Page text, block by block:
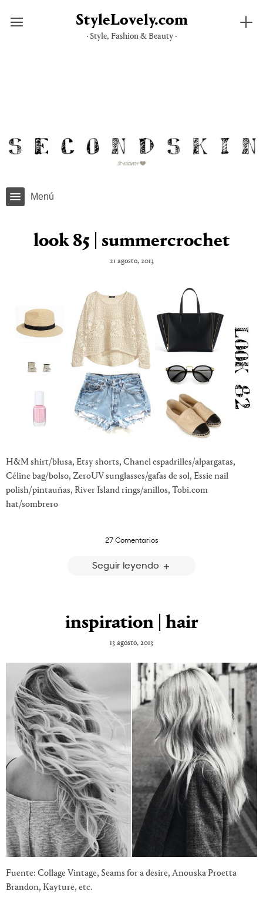
StyleLovely.com
· Style, Fashion & Beauty ·
Menú
look 85 | summercrochet
21 agosto, 2013
H&M shirt/blusa, Etsy shorts, Chanel espadrilles/alpargatas,
Céline bag/bolso, ZeroUV sunglasses/gafas de sol, Essie nail
polish/pintauñas, River Island rings/anillos, Tobi.com
hat/sombrero
27 Comentarios
Seguir leyendo
inspiration | hair
13 agosto, 2013
Fuente: Collage Vintage, Seams for a desire, Anouska Proetta
Brandon, Kayture, etc.